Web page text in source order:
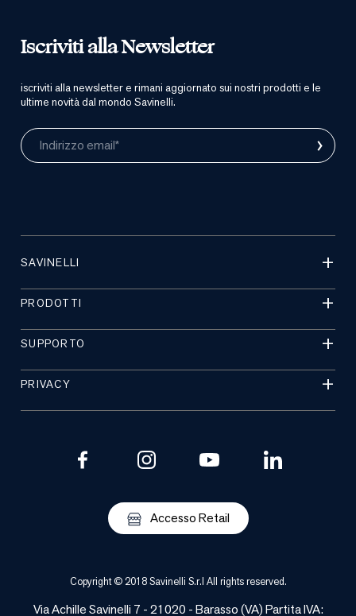
Iscriviti alla Newsletter
iscriviti alla newsletter e rimani aggiornato sui nostri prodotti e le
ultime novità dal mondo Savinelli.
Indirizzo email* ›
SAVINELLI
PRODOTTI
SUPPORTO
PRIVACY
Accesso Retail
Copyright © 2018 Savinelli S.r.l All rights reserved.
Via Achille Savinelli 7 - 21020 -Barasso(VA) Partita IVA: